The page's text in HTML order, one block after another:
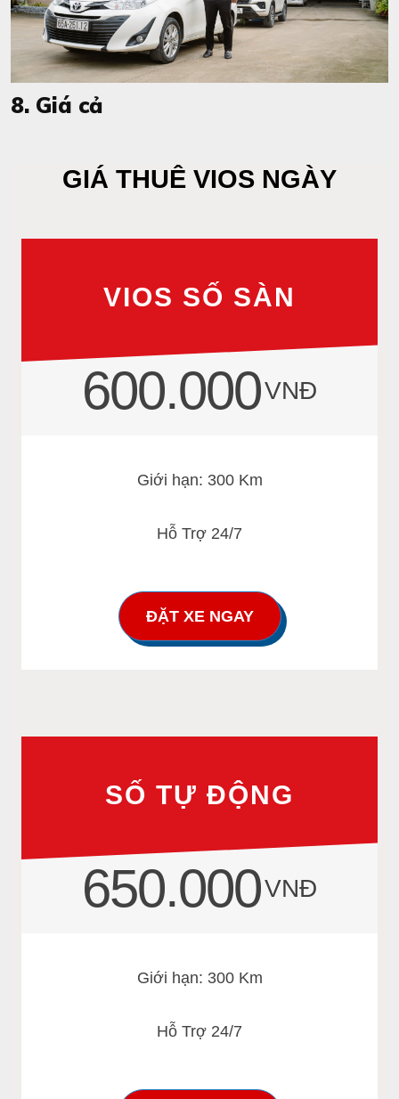
8. Giá cả
GIÁ THUÊ VIOS NGÀY
VIOS SỐ SÀN
600.000VNĐ
Giới hạn: 300 Km
Hỗ Trợ 24/7
ĐẶT XE NGAY
SỐ TỰ ĐỘNG
650.000VNĐ
Giới hạn: 300 Km
Hỗ Trợ 24/7